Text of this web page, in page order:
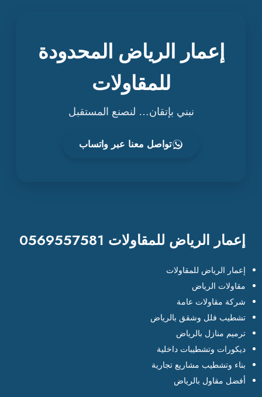
إعمار الرياض المحدودة
للمقاولات
نبني بإتقان… لنصنع المستقبل
تواصل معنا عبر واتساب
إعمار الرياض للمقاولات 0569557581
إعمار الرياض للمقاولات
مقاولات الرياض
شركة مقاولات عامة
تشطيب فلل وشقق بالرياض
ترميم منازل بالرياض
ديكورات وتشطيبات داخلية
بناء وتشطيب مشاريع تجارية
أفضل مقاول بالرياض